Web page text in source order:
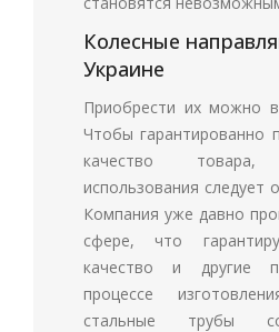
Колесные
Украине
Приобрести их можно
Чтобы гарантированно
качество товара,
использования следует
Компания уже давно
сфере, что
качество и другие
процессе
стальные трубы